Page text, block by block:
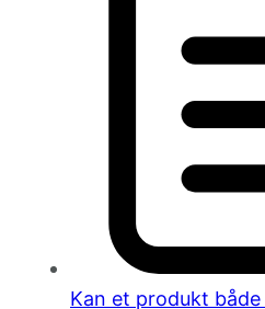
Kan et produkt